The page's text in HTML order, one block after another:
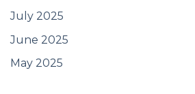
July 2025
June 2025
May 2025